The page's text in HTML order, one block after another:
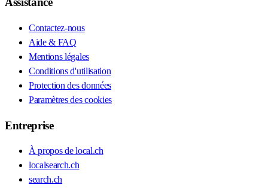
Contactez-nous
Aide & FAQ
Mentions légales
Conditions d'utilisation
Protection des données
Paramètres des cookies
Entreprise
À propos de local.ch
localsearch.ch
search.ch